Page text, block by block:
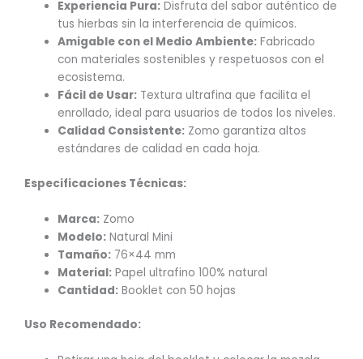
Experiencia Pura: Disfruta del sabor auténtico de
tus hierbas sin la interferencia de químicos.
Amigable con el Medio Ambiente: Fabricado
con materiales sostenibles y respetuosos con el
ecosistema.
Fácil de Usar: Textura ultrafina que facilita el
enrollado, ideal para usuarios de todos los niveles.
Calidad Consistente: Zomo garantiza altos
estándares de calidad en cada hoja.
Especificaciones Técnicas:
Marca: Zomo
Modelo: Natural Mini
Tamaño: 76×44 mm
Material: Papel ultrafino 100% natural
Cantidad: Booklet con 50 hojas
Uso Recomendado: